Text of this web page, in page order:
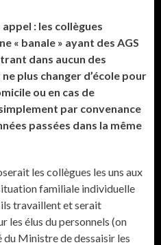
: les collègues
« banale » ayant des AGS
dans aucun des
plus changer d’école pour
ou en cas de
par convenance
passées dans la même
les collègues les uns aux
familiale individuelle
ils travaillent et serait
élus du personnels (on
Ministre de dessaisir les